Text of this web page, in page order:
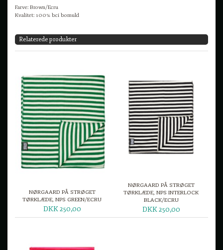
Farve: Brown/Ecru
Kvalitet: 100% bci bomuld
Relaterede produkter
NØRGAARD PÅ STRØGET
TØRKLÆDE, NPS GREEN/ECRU
DKK 250,00
NØRGAARD PÅ STRØGET
TØRKLÆDE, NPS INTERLOCK
BLACK/ECRU
DKK 250,00